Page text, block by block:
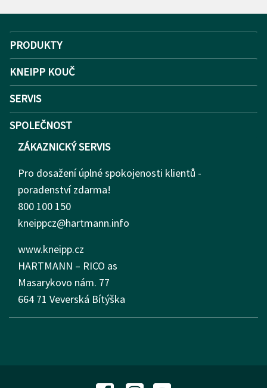
PRODUKTY
KNEIPP KOUČ
SERVIS
SPOLEČNOST
ZÁKAZNICKÝ SERVIS
Pro dosažení úplné spokojenosti klientů -
poradenství zdarma!
800 100 150
kneippcz@hartmann.info
www.kneipp.cz
HARTMANN – RICO as
Masarykovo nám. 77
664 71 Veverská Bítýška